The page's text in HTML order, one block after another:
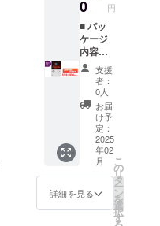
す。
け予定
につい
て 発送
は2025
年２月
予定で
す。ご
注文状
況、使
用材料
の供給
状況、
製造工
により
出荷時
3.2
ポート
×1（10
Gbps，
Display
Port
1.4）
microS
D 3.0
カード
スロッ
ト×1 技
適マー
付き 技
適本体
カ
ムーン
ホワイ
ト バッ
テ
リー：
6000m
Ah（25
W，PD
急速充
電） 10
点マル
チタッ
チ(タッ
チスク
SoC：
Snapdr
agon
G3x
Gen2
CPU：
最大
3.36GH
GPU：
動作ク
ロック
1GHz
メモ
リ：
neo.jp/
manual
）に公
開 ■ 主
な仕様
3.92イ
ンチ / 有
機EL
ディス
プレイ
（OLED
1240×1
080 /
419PPI
/ リフ
ペア入
り 国内
１年間
サポー
ト（株
式会社
天空）
取扱説
明書
（英語/
中国
語） ※
発売後
に日本
語説明
書は
0 円
■ パッ
ケージ
内容
AYANE
O
POCKE
T DMG
本体 充
電ケー
ブル
（アダ
プター
は付属
してお
りませ
支援
者：
0人
お届
け予
定：
2025
年02
月
詳細を見る
こ
の
リ
タ
ー
ン
を
選
択
す